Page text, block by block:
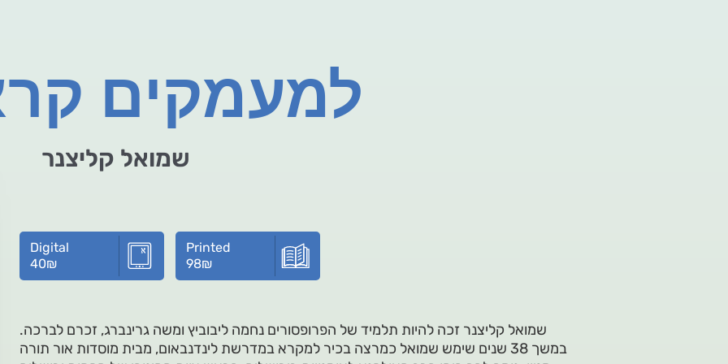
למעמקים
שמואל קליצנר
Digital
40₪
Printed
98₪
שמואל קליצנר זכה להיות תלמיד של הפרופסורים נחמה ליבוביץ ומשה גרינברג, זכרם לברכה.
במשך 38 שנים שימש שמואל כמרצה בכיר למקרא במדרשת לינדנבאום, מבית מוסדות אור תורה